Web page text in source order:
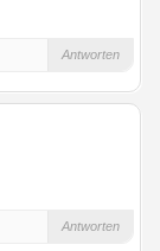
Antworten
Antworten